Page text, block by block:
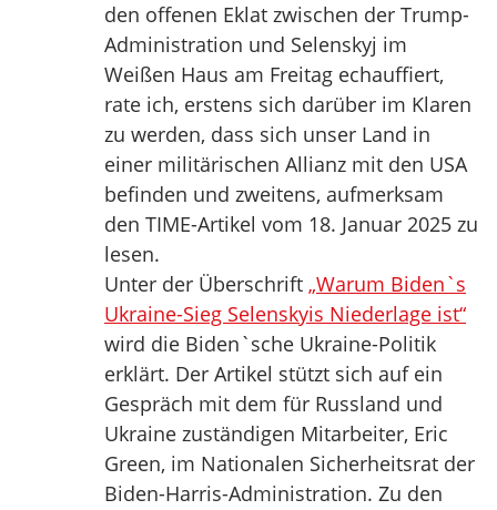
den offenen Eklat zwischen der Trump-
Administration und Selenskyj im
Weißen Haus am Freitag echauffiert,
rate ich, erstens sich darüber im Klaren
zu werden, dass sich unser Land in
einer militärischen Allianz mit den USA
befinden und zweitens, aufmerksam
den TIME-Artikel vom 18. Januar 2025 zu
lesen.
Unter der Überschrift „Warum Biden`s
Ukraine-Sieg Selenskyis Niederlage ist“
wird die Biden`sche Ukraine-Politik
erklärt. Der Artikel stützt sich auf ein
Gespräch mit dem für Russland und
Ukraine zuständigen Mitarbeiter, Eric
Green, im Nationalen Sicherheitsrat der
Biden-Harris-Administration. Zu den